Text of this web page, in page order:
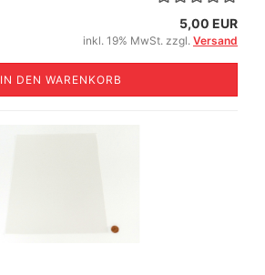
5,00 EUR
inkl. 19% MwSt. zzgl. Versand
IN DEN WARENKORB